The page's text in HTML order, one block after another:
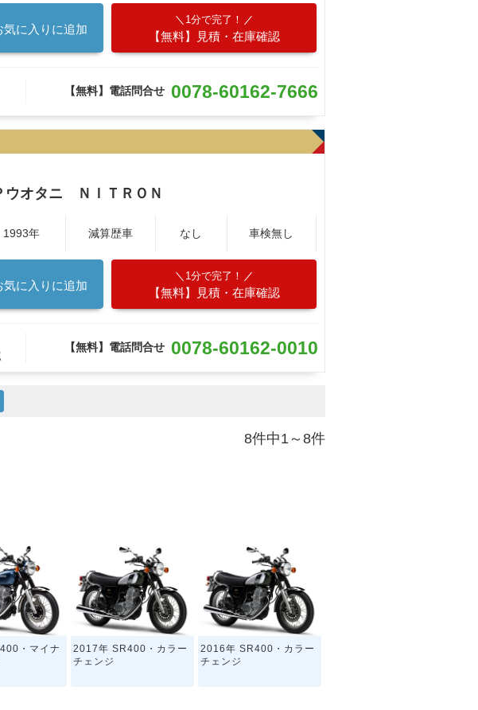
気に入りに追加
1分で完了！
【無料】見積・在庫確認
【無料】電話問合せ 0078-60162-7666
オタニ ＮＩＴＲＯＮ
1993年 減算歴車 なし 車検無し
気に入りに追加
1分で完了！
【無料】見積・在庫確認
【無料】電話問合せ 0078-60162-0010
8件中1～8件
・マイナ
2017年 SR400・カラー
チェンジ
2016年 SR400・カラー
チェンジ